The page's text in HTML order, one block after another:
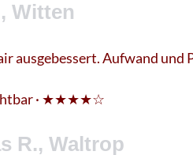
Witten
ausgebessert. Aufwand
· ★★★★☆
R., Waltrop